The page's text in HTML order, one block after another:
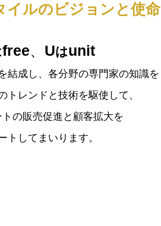
イルのビジョンと使命
free、 Uはunit
結成し、各分野の専門家の知識を
トレンドと技術を駆使して、
トの販売促進と顧客拡大を
トしてまいります。